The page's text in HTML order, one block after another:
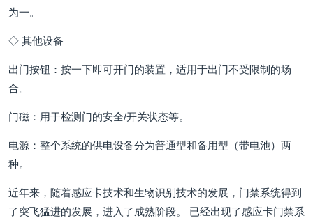
为一。
◇ 其他设备
出门按钮：按一下即可开门的装置，适用于出门不受限制的场
合。
门磁：用于检测门的安全/开关状态等。
电源：整个系统的供电设备分为普通型和备用型（带电池）两
种。
近年来，随着感应卡技术和生物识别技术的发展，门禁系统得到
了突飞猛进的发展，进入了成熟阶段。 已经出现了感应卡门禁系